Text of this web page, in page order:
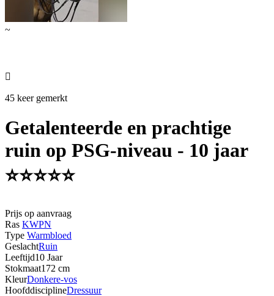
~

45 keer gemerkt
Getalenteerde en prachtige
ruin op PSG-niveau - 10 jaar
⭐️⭐️⭐️⭐️⭐️
Prijs op aanvraag
Ras KWPN
Type Warmbloed
GeslachtRuin
Leeftijd10 Jaar
Stokmaat172 cm
KleurDonkere-vos
HoofddisciplineDressuur